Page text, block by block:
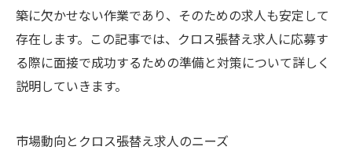
築に欠かせない作業であり、そのための求人も安定して
存在します。この記事では、クロス張替え求人に応募す
る際に面接で成功するための準備と対策について詳しく
説明していきます。
市場動向とクロス張替え求人のニーズ